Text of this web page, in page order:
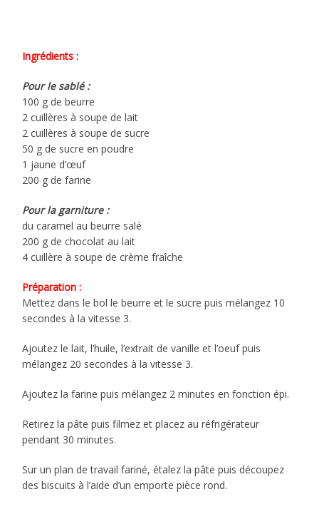
Ingrédients :
Pour le sablé :
100 g de beurre
2 cuillères à soupe de lait
2 cuillères à soupe de sucre
50 g de sucre en poudre
1 jaune d’œuf
200 g de farine
Pour la garniture :
du caramel au beurre salé
200 g de chocolat au lait
4 cuillère à soupe de crème fraîche
Préparation :
Mettez dans le bol le beurre et le sucre puis mélangez 10
secondes à la vitesse 3.
Ajoutez le lait, l’huile, l’extrait de vanille et l’oeuf puis
mélangez 20 secondes à la vitesse 3.
Ajoutez la farine puis mélangez 2 minutes en fonction épi.
Retirez la pâte puis filmez et placez au réfrigérateur
pendant 30 minutes.
Sur un plan de travail fariné, étalez la pâte puis découpez
des biscuits à l’aide d’un emporte pièce rond.